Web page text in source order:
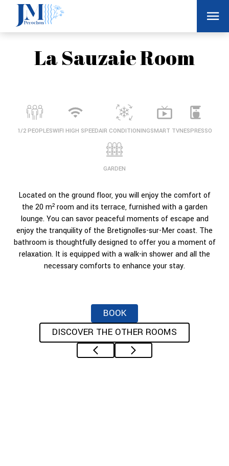
La Sauzaie Room
1/2 PEOPLESWIFI HIGH SPEEDAIR CONDITIONINGSMART TVNESPRESSO
GARDEN
Located on the ground floor, you will enjoy the comfort of
the 20 m² room and its terrace, furnished with a garden
lounge. You can savor peaceful moments of escape and
enjoy the tranquility of the Bretignolles-sur-Mer coast. The
bathroom is thoughtfully designed to offer you a moment of
relaxation. It is equipped with a walk-in shower and all the
necessary comforts to enhance your stay.
BOOK
DISCOVER THE OTHER ROOMS